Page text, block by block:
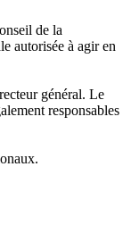
de la
autorisée à agir en
général. Le
responsables